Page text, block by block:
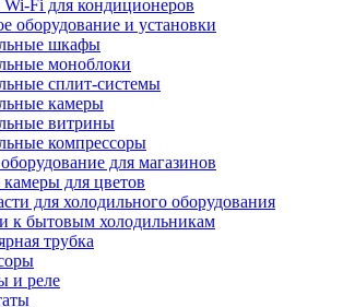
Fi для кондиционеров
оборудование и установки
шкафы
моноблоки
сплит-системы
камеры
витрины
компрессоры
для магазинов
для цветов
для холодильного оборудования
к бытовым холодильникам
трубка
и реле